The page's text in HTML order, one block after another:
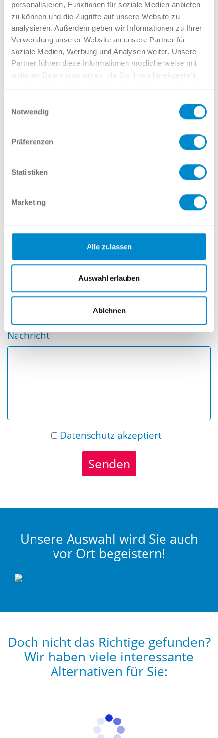
personalisieren, Funktionen für soziale Medien anbieten
zu können und die Zugriffe auf unsere Website zu
analysieren. Außerdem geben wir Informationen zu Ihrer
Verwendung unserer Website an unsere Partner für
soziale Medien, Werbung und Analysen weiter. Unsere
Partner führen diese Informationen möglicherweise mit
weiteren Daten zusammen, die Sie ihnen bereitgestellt
Notwendig
Präferenzen
Statistiken
Marketing
Alle zulassen
Auswahl erlauben
Ablehnen
Interessieren Sie sich für dieses
Angebot? Wir möchten Sie gern
beraten!
Telefonnummer
Nachricht
Datenschutzakzeptiert
Senden
Unsere Auswahl wird Sie auch
vor Ort begeistern!
Doch nicht das Richtige gefunden?
Wir haben viele interessante
Alternativen für Sie: